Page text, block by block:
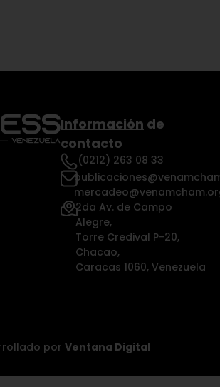
Información de
contacto
(0212) 263 08 33
2da Av. de Campo
Alegre,
Torre Credival P-20,
Chacao,
Caracas 1060, Venezuela
por Ventana Digital